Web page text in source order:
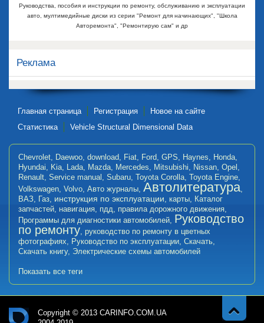
Руководства, пособия и инструкции по ремонту, обслуживанию и эксплуатации
авто, мултимедийные диски из серии "Ремонт для начинающих", "Школа
Авторемонта", "Ремонтирую сам" и др
Реклама
Главная страница Регистрация
Новое на сайте
Статистика
Vehicle Structural Dimensional Data
Chevrolet, Daewoo, download, Fiat, Ford, GPS, Haynes, Honda,
Hyundai, Kia, Lada, Mazda, Mercedes, Mitsubishi, Nissan, Opel ,
Renault, Service manual , Subaru, Toyota Corolla, Toyota Engine,
Volkswagen, Volvo, Авто журналы, Автолитература,
ВАЗ, Газ, инструкция по эксплуатации, карты, Каталог
запчастей, навигация, пдд, правила дорожного движения,
Программы для диагностики автомобилей, Руководство
по ремонту, руководство по ремонту в цветных
фотографиях, Руководство по эксплуатации, Скачать,
Скачать книгу, Электрические схемы автомобилей
Показать все теги
Copyright © 2013 CARINFO.COM.UA